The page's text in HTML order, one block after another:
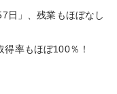
日」、残業もほぼなし
率もほぼ100％！